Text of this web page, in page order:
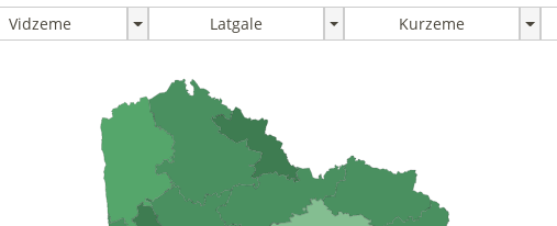
Vidzeme Latgale Kurzeme